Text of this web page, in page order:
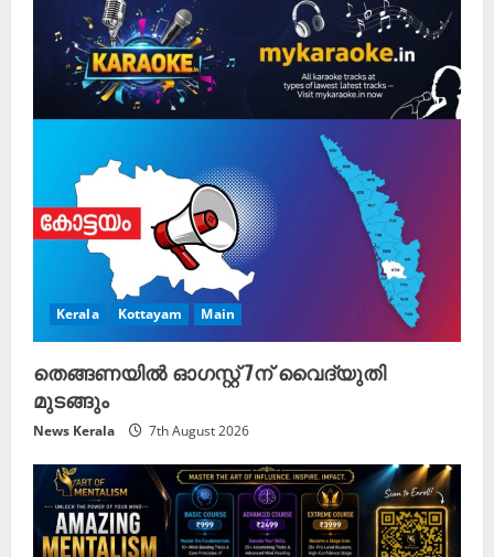
Kerala Kottayam Main
തെങ്ങണയിൽ ഓഗസ്റ്റ് 7ന് വൈദ്യുതി
മുടങ്ങും
News Kerala 7th August 2026